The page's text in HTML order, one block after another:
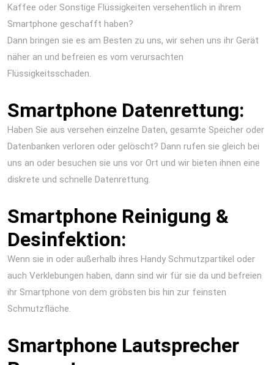
Kaffee oder Sonstige Flüssigkeiten versehentlich in ihrem
Smartphone geschafft haben?
Dann bringen sie es am Besten zu uns, wir sehen uns ihr Gerät
näher an und befreien es vom verursachten
Flüssigkeitsschaden.
Smartphone Datenrettung:
Haben Sie aus versehen einzelne Daten, gesamte Speicher oder
Datenbanken verloren oder gelöscht? Dann rufen sie gleich bei
uns an oder besuchen sie uns vor Ort und wir bieten ihnen eine
diskrete und schnelle Datenrettung.
Smartphone Reinigung &
Desinfektion:
Wenn sie in oder außerhalb ihres Handy Schmutzpartikel oder
auch Verklebungen haben, dann sind wir für sie da und befreien
ihr Smartphone von dem gröbsten bis hin zur feinsten
Schmutzfläche.
Smartphone Lautsprecher